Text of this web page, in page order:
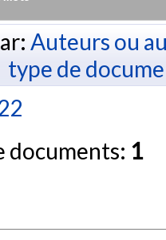
Auteurs ou
type de
documents: 1